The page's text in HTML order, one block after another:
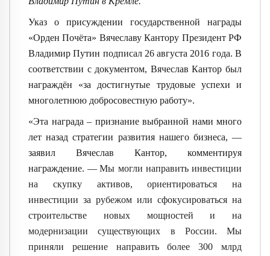
Указ о присуждении государственной награды
«Орден Почёта» Вячеславу Кантору Президент РФ
Владимир Путин подписал 26 августа 2016 года. В
соответствии с документом, Вячеслав Кантор был
награждён «за достигнутые трудовые успехи и
многолетнюю добросовестную работу».
«Эта награда – признание выбранной нами много
лет назад стратегии развития нашего бизнеса, —
заявил Вячеслав Кантор, комментируя
награждение. — Мы могли направить инвестиции
на скупку активов, ориентироваться на
инвестиции за рубежом или сфокусироваться на
строительстве новых мощностей и на
модернизации существующих в России. Мы
приняли решение направить более 300 млрд